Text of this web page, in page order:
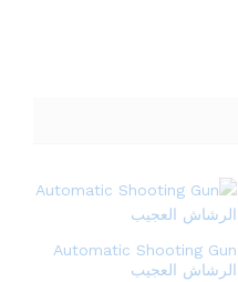
Automatic Shooting Gun
الرشاش العجيب